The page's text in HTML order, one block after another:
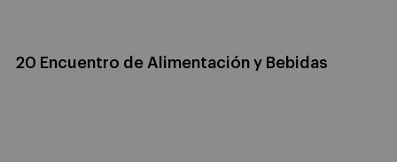
20 Encuentro de Alimentación y Bebidas